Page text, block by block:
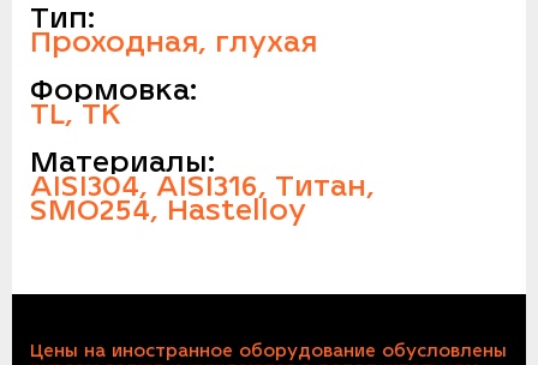
Тип:
Проходная, глухая
Формовка:
TL, TK
Материалы:
AISI304, AISI316, Титан,
SMO254, Hastelloy
Цены на иностранное оборудование обусловлены